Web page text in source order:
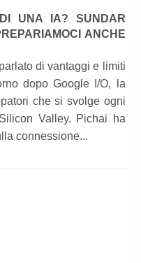
UNA IA? SUNDAR
ANCHE
di vantaggi e limiti
dopo Google I/O, la
che si svolge ogni
Valley. Pichai ha
connessione...